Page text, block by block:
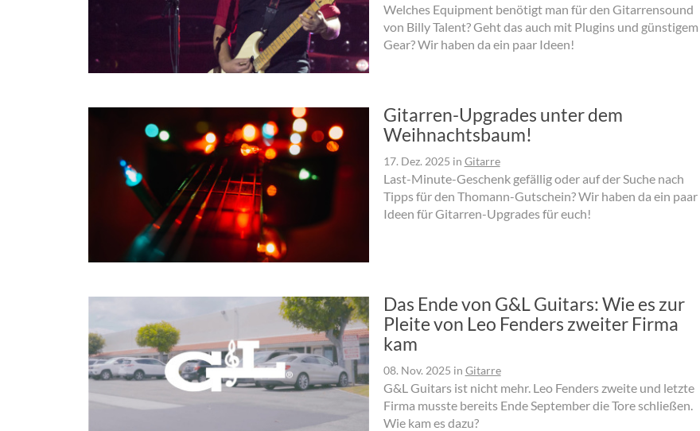
Welches Equipment benötigt man für den Gitarrensound
von Billy Talent? Geht das auch mit Plugins und günstigem
Gear? Wir haben da ein paar Ideen!
Gitarren-Upgrades unter dem
Weihnachtsbaum!
17. Dez. 2025 in Gitarre
Last-Minute-Geschenk gefällig oder auf der Suche nach
Tipps für den Thomann-Gutschein? Wir haben da ein paar
Ideen für Gitarren-Upgrades für euch!
Das Ende von G&L Guitars: Wie es zur
Pleite von Leo Fenders zweiter Firma
kam
08. Nov. 2025 in Gitarre
G&L Guitars ist nicht mehr. Leo Fenders zweite und letzte
Firma musste bereits Ende September die Tore schließen.
Wie kam es dazu?